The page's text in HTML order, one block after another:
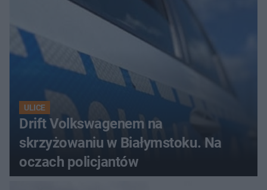
ULICE
Drift Volkswagenem na
skrzyżowaniu w Białymstoku. Na
oczach policjantów